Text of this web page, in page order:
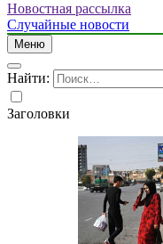
Новостная рассылка
Случайные новости
Меню
Найти:
Заголовки